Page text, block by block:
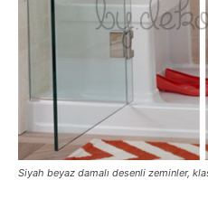
Siyah beyaz damalı desenli zeminler,